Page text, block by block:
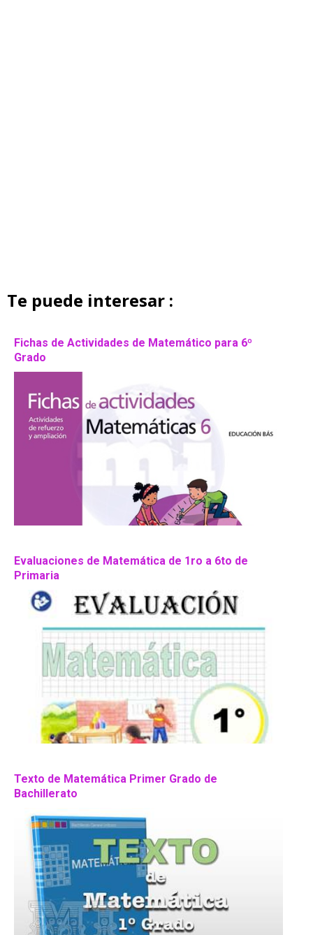
Te puede interesar :
Fichas de Actividades de Matemático para 6º
Grado
Evaluaciones de Matemática de 1ro a 6to de
Primaria
Texto de Matemática Primer Grado de
Bachillerato